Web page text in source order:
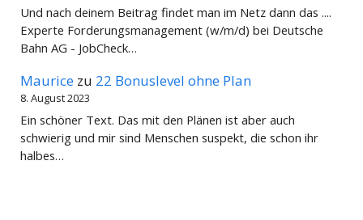
Und nach deinem Beitrag findet man im Netz dann das ....
Experte Forderungsmanagement (w/m/d) bei Deutsche
Bahn AG - JobCheck…
Maurice zu 22 Bonuslevel ohne Plan
8. August 2023
Ein schöner Text. Das mit den Plänen ist aber auch
schwierig und mir sind Menschen suspekt, die schon ihr
halbes…